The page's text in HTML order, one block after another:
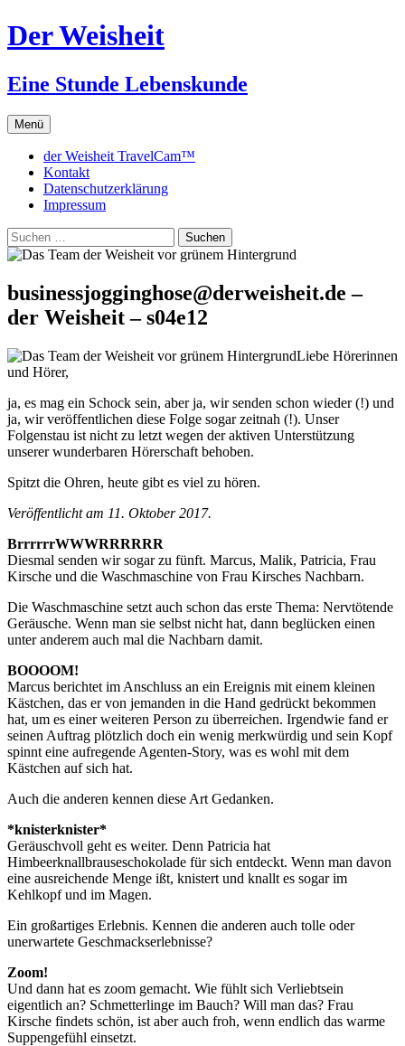
Zum
Inhalt
Der Weisheit
Eine Stunde Lebenskunde
Menü
der Weisheit TravelCam™
Kontakt
Datenschutzerklärung
Impressum
Suchen
nach:
businessjogginghose@derweisheit.de –
der Weisheit – s04e12
Liebe Hörerinnen
und Hörer,
ja, es mag ein Schock sein, aber ja, wir senden schon wieder (!) und
ja, wir veröffentlichen diese Folge sogar zeitnah (!). Unser
Folgenstau ist nicht zu letzt wegen der aktiven Unterstützung
unserer wunderbaren Hörerschaft behoben.
Spitzt die Ohren, heute gibt es viel zu hören.
Veröffentlicht am 11. Oktober 2017.
BrrrrrrWWWRRRRRR
Diesmal senden wir sogar zu fünft. Marcus, Malik, Patricia, Frau
Kirsche und die Waschmaschine von Frau Kirsches Nachbarn.
Die Waschmaschine setzt auch schon das erste Thema: Nervtötende
Geräusche. Wenn man sie selbst nicht hat, dann beglücken einen
unter anderem auch mal die Nachbarn damit.
BOOOOM!
Marcus berichtet im Anschluss an ein Ereignis mit einem kleinen
Kästchen, das er von jemanden in die Hand gedrückt bekommen
hat, um es einer weiteren Person zu überreichen. Irgendwie fand er
seinen Auftrag plötzlich doch ein wenig merkwürdig und sein Kopf
spinnt eine aufregende Agenten-Story, was es wohl mit dem
Kästchen auf sich hat.
Auch die anderen kennen diese Art Gedanken.
*knisterknister*
Geräuschvoll geht es weiter. Denn Patricia hat
Himbeerknallbrauseschokolade für sich entdeckt. Wenn man davon
eine ausreichende Menge ißt, knistert und knallt es sogar im
Kehlkopf und im Magen.
Ein großartiges Erlebnis. Kennen die anderen auch tolle oder
unerwartete Geschmackserlebnisse?
Zoom!
Und dann hat es zoom gemacht. Wie fühlt sich Verliebtsein
eigentlich an? Schmetterlinge im Bauch? Will man das? Frau
Kirsche findets schön, ist aber auch froh, wenn endlich das warme
Suppengefühl einsetzt.